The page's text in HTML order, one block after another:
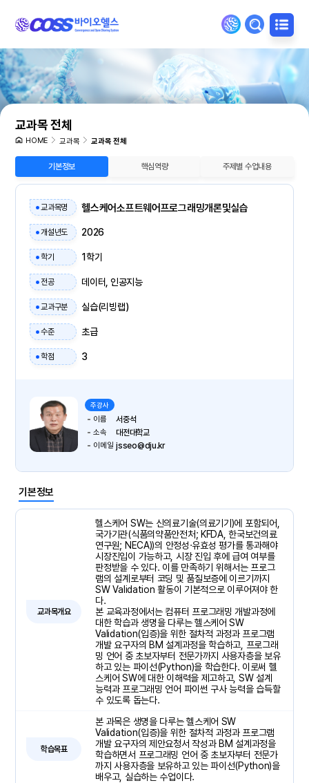
교과목 전체
HOME 교과목 교과목 전체
기본정보
교과목개요
헬스케어 SW는 신의료기술(의료기기)에 포함되어,
국가기관(식품의약품안전처; KFDA, 한국보건의료
연구원; NECA))의 안정성·유효성 평가를 통과해야
시장진입이 가능하고, 시장 진입 후에 급여 여부를
판정받을 수 있다. 이를 만족하기 위해서는 프로그
램의 설계로부터 코딩 및 품질보증에 이르기까지
SW Validation 활동이 기본적으로 이루어져야 한
다.
본 교육과정에서는 컴퓨터 프로그래밍 개발과정에
대한 학습과 생명을 다루는 헬스케어 SW
Validation(입증)을 위한 절차적 과정과 프로그램
개발 요구자의 BM 설계과정을 학습하고, 프로그래
밍 언어 중 초보자부터 전문가까지 사용자층을 보유
하고 있는 파이선(Python)을 학습한다. 이로써 헬
스케어 SW에 대한 이해력을 제고하고, SW 설계
능력과 프로그래밍 언어 파이썬 구사 능력을 습득할
수 있도록 돕는다.
학습목표
본 과목은 생명을 다루는 헬스케어 SW
Validation(입증)을 위한 절차적 과정과 프로그램
개발 요구자의 제안요청서 작성과 BM 설계과정을
학습하면서 프로그래밍 언어 중 초보자부터 전문가
까지 사용자층을 보유하고 있는 파이선(Python)을
배우고, 실습하는 수업이다.
기본정보 핵심역량 주제별 수업내용
교과목명 헬스케어소프트웨어프로그래밍개론및실습
개설년도 2026
학기 1학기
전공 데이터, 인공지능
교과구분 실습(리빙랩)
수준 초급
학점 3
주강사
이름 서중석
소속 대전대학교
이메일 jsseo@dju.kr